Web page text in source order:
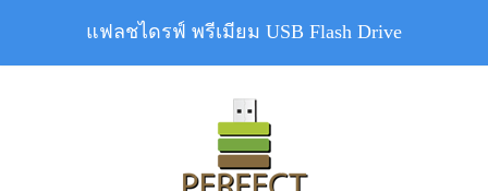
แฟลชไดรฟ์ พรีเมียม USB Flash Drive